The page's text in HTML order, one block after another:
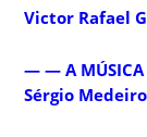
Victor Rafael
— — A MÚSICA
Sérgio